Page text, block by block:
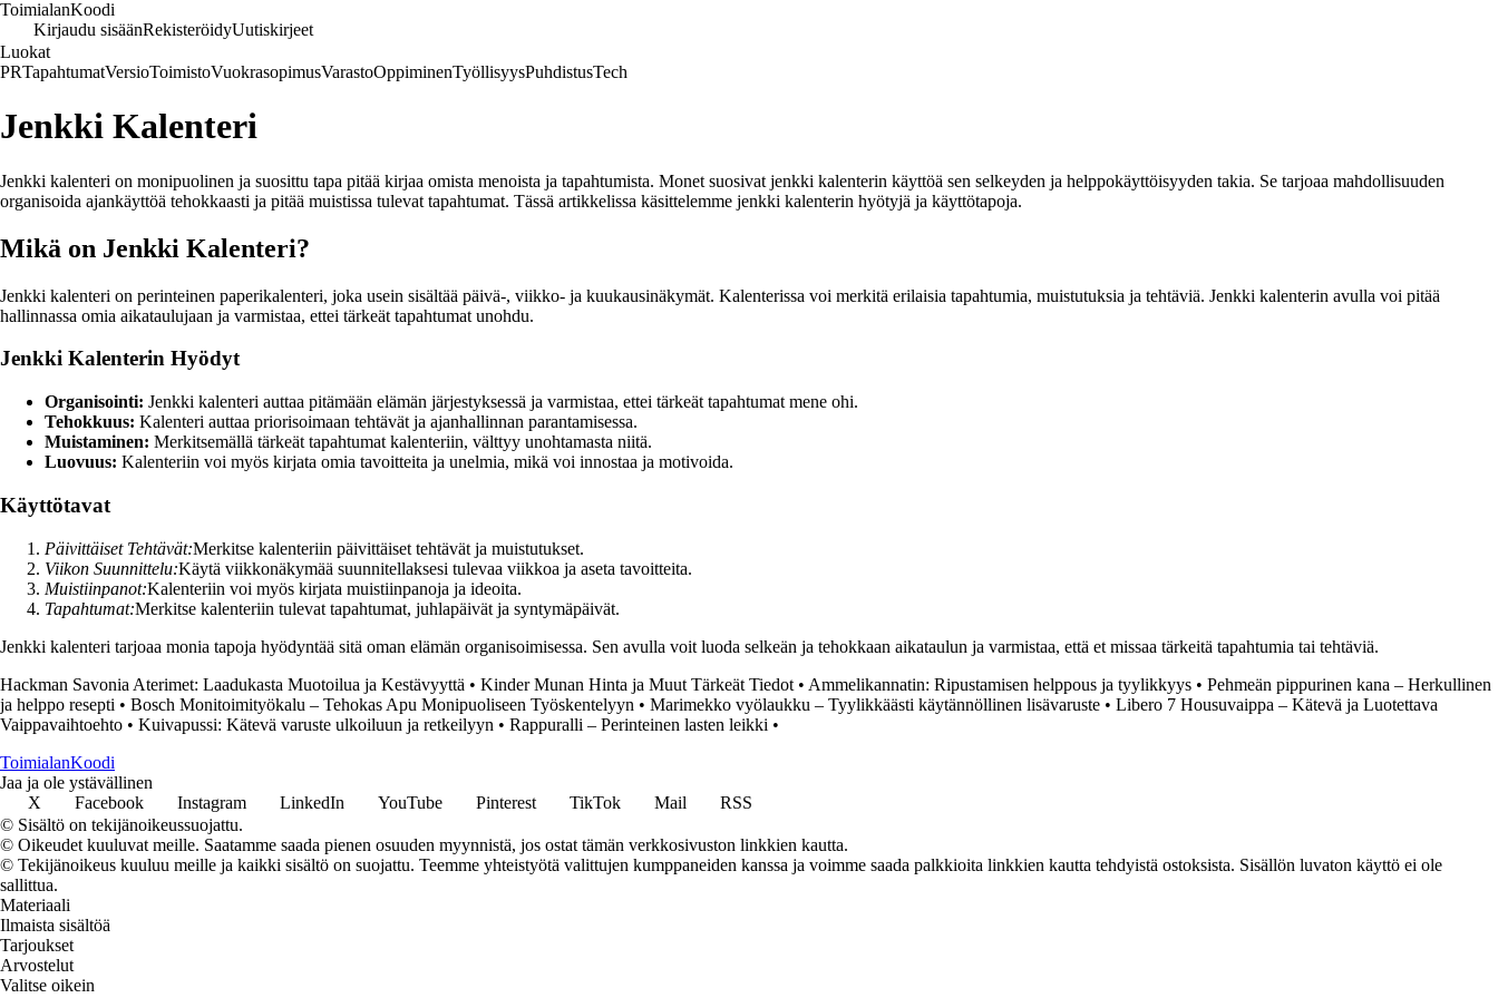
ToimialanKoodi
Kirjaudu sisäänRekisteröidyUutiskirjeet
Luokat
PRTapahtumatVersioToimistoVuokrasopimusVarastoOppiminenTyöllisyysPuhdistusTech
Jenkki Kalenteri
Jenkki kalenteri on monipuolinen ja suosittu tapa pitää kirjaa omista menoista ja tapahtumista. Monet suosivat jenkki kalenterin käyttöä sen selkeyden ja helppokäyttöisyyden takia. Se tarjoaa mahdollisuuden
organisoida ajankäyttöä tehokkaasti ja pitää muistissa tulevat tapahtumat. Tässä artikkelissa käsittelemme jenkki kalenterin hyötyjä ja käyttötapoja.
Mikä on Jenkki Kalenteri?
Jenkki kalenteri on perinteinen paperikalenteri, joka usein sisältää päivä-, viikko- ja kuukausinäkymät. Kalenterissa voi merkitä erilaisia tapahtumia, muistutuksia ja tehtäviä. Jenkki kalenterin avulla voi pitää
hallinnassa omia aikataulujaan ja varmistaa, ettei tärkeät tapahtumat unohdu.
Jenkki Kalenterin Hyödyt
Organisointi: Jenkki kalenteri auttaa pitämään elämän järjestyksessä ja varmistaa, ettei tärkeät tapahtumat mene ohi.
Tehokkuus: Kalenteri auttaa priorisoimaan tehtävät ja ajanhallinnan parantamisessa.
Muistaminen: Merkitsemällä tärkeät tapahtumat kalenteriin, välttyy unohtamasta niitä.
Luovuus: Kalenteriin voi myös kirjata omia tavoitteita ja unelmia, mikä voi innostaa ja motivoida.
Käyttötavat
Päivittäiset Tehtävät:Merkitse kalenteriin päivittäiset tehtävät ja muistutukset.
Viikon Suunnittelu:Käytä viikkonäkymää suunnitellaksesi tulevaa viikkoa ja aseta tavoitteita.
Muistiinpanot:Kalenteriin voi myös kirjata muistiinpanoja ja ideoita.
Tapahtumat:Merkitse kalenteriin tulevat tapahtumat, juhlapäivät ja syntymäpäivät.
Jenkki kalenteri tarjoaa monia tapoja hyödyntää sitä oman elämän organisoimisessa. Sen avulla voit luoda selkeän ja tehokkaan aikataulun ja varmistaa, että et missaa tärkeitä tapahtumia tai tehtäviä.
Hackman Savonia Aterimet: Laadukasta Muotoilua ja Kestävyyttä • Kinder Munan Hinta ja Muut Tärkeät Tiedot • Ammelikannatin: Ripustamisen helppous ja tyylikkyys • Pehmeän pippurinen kana – Herkullinen
ja helppo resepti • Bosch Monitoimityökalu – Tehokas Apu Monipuoliseen Työskentelyyn • Marimekko vyölaukku – Tyylikkäästi käytännöllinen lisävaruste • Libero 7 Housuvaippa – Kätevä ja Luotettava
Vaippavaihtoehto • Kuivapussi: Kätevä varuste ulkoiluun ja retkeilyyn • Rappuralli – Perinteinen lasten leikki •
ToimialanKoodi
Jaa ja ole ystävällinen
X
Facebook Instagram LinkedIn YouTube Pinterest TikTok Mail
RSS
© Sisältö on tekijänoikeussuojattu.
© Oikeudet kuuluvat meille. Saatamme saada pienen osuuden myynnistä, jos ostat tämän verkkosivuston linkkien kautta.
© Tekijänoikeus kuuluu meille ja kaikki sisältö on suojattu. Teemme yhteistyötä valittujen kumppaneiden kanssa ja voimme saada palkkioita linkkien kautta tehdyistä ostoksista. Sisällön luvaton käyttö ei ole
sallittua.
Materiaali
Ilmaista sisältöä
Tarjoukset
Arvostelut
Valitse oikein